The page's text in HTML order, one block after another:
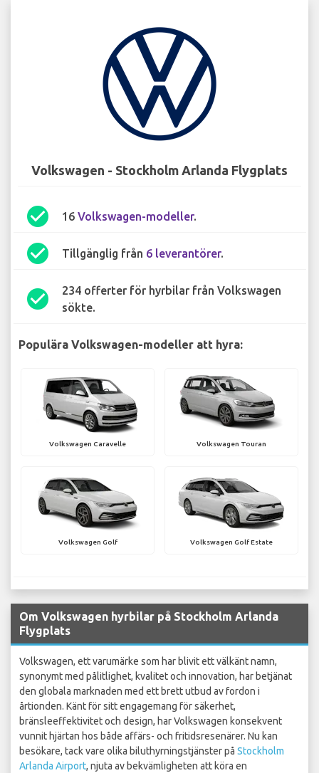
Volkswagen - Stockholm Arlanda Flygplats
check_circle 16 Volkswagen-modeller.
check_circle Tillgänglig från 6 leverantörer.
check_circle
234 offerter för hyrbilar från Volkswagen
sökte.
Populära Volkswagen-modeller att hyra:
Volkswagen Caravelle Volkswagen Touran
Volkswagen Golf Volkswagen Golf Estate
Om Volkswagen hyrbilar på Stockholm Arlanda
Flygplats
Volkswagen, ett varumärke som har blivit ett välkänt namn,
synonymt med pålitlighet, kvalitet och innovation, har betjänat
den globala marknaden med ett brett utbud av fordon i
årtionden. Känt för sitt engagemang för säkerhet,
bränsleeffektivitet och design, har Volkswagen konsekvent
vunnit hjärtan hos både affärs- och fritidsresenärer. Nu kan
besökare, tack vare olika biluthyrningstjänster på Stockholm
Arlanda Airport, njuta av bekvämligheten att köra en